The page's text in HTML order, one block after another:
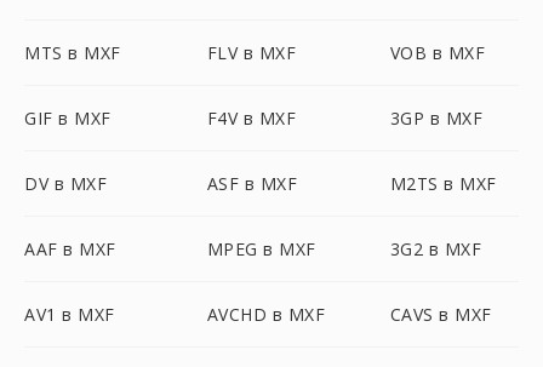
MTS в MXF FLV в MXF VOB в MXF
GIF в MXF F4V в MXF 3GP в MXF
DV в MXF ASF в MXF M2TS в MXF
AAF в MXF MPEG в MXF 3G2 в MXF
AV1 в MXF AVCHD в MXF CAVS в MXF